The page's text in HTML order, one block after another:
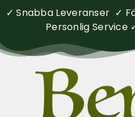
✓ Snabba Leveranser ✓
Personlig Service